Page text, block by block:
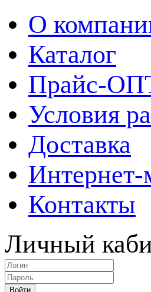
О
Каталог
Прайс-
Условия
Доставка
Интернет-
Контакты
Личный